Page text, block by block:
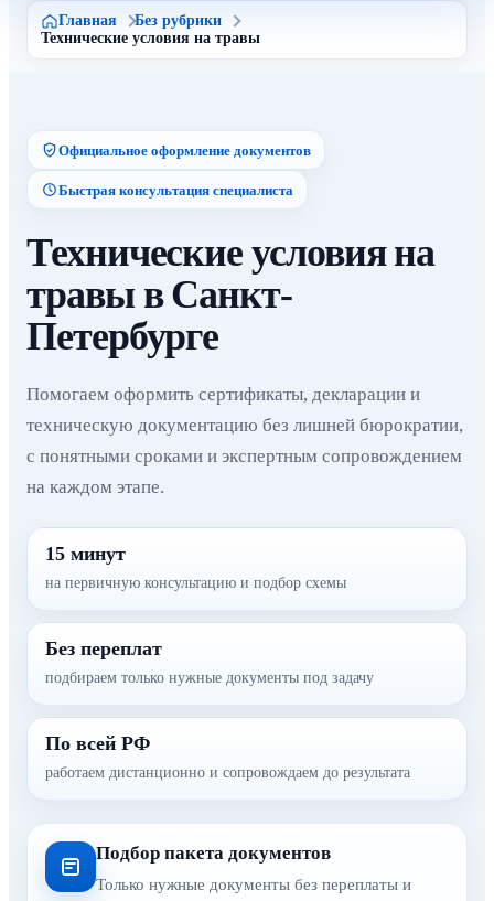
Главная
Без рубрики
Технические условия на травы
Официальное оформление документов
Быстрая консультация специалиста
Технические условия на
травы в Санкт-
Петербурге
Помогаем оформить сертификаты, декларации и
техническую документацию без лишней бюрократии,
с понятными сроками и экспертным сопровождением
на каждом этапе.
15 минут
на первичную консультацию и подбор схемы
Без переплат
подбираем только нужные документы под задачу
По всей РФ
работаем дистанционно и сопровождаем до результата
Подбор пакета документов
Только нужные документы без переплаты и